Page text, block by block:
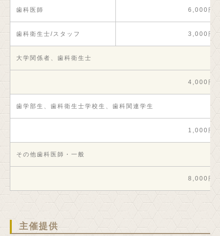
歯科医師 6,000円
歯科衛生士/スタッフ 3,000円
大学関係者、歯科衛生士
4,000円
歯学部生、歯科衛生士学校生、歯科関連学生
1,000円
その他歯科医師・一般
8,000円
主催提供